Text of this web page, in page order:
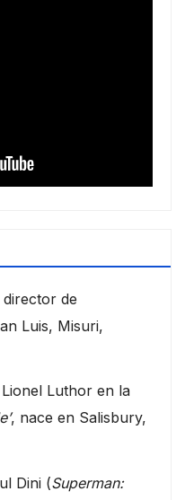
de
Luis, Misuri,
Luthor en la
, nace en Salisbury,
Dini (Superman: